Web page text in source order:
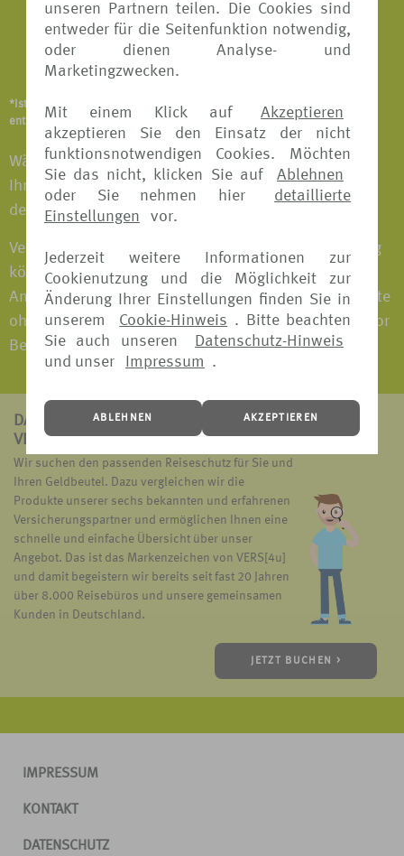
unseren Partnern teilen. Die Cookies sind
entweder für die Seitenfunktion notwendig,
oder dienen Analyse- und
Marketingzwecken.
Mit einem Klick auf
Akzeptieren
akzeptieren Sie den Einsatz der nicht
funktionsnotwendigen Cookies. Möchten
Sie das nicht, klicken Sie auf
Ablehnen
oder Sie nehmen hier
detaillierte
Einstellungen
vor.
Jederzeit weitere Informationen zur
Cookienutzung und die Möglichkeit zur
Änderung Ihrer Einstellungen finden Sie in
unserem
Cookie-Hinweis . Bitte beachten
Sie auch unseren
Datenschutz-Hinweis
und unser
Impressum .
ABLEHNEN AKZEPTIEREN
Reiseunfall-Versicherung
Notfallversicherung
*Ist abhängig vom Versicherungsangebot und Versicherer. Details
entnehmen Sie bitte den jeweiligen Versicherungsbedingungen.
Wählen Sie das Versicherungspaket individuell nach
Ihren Bedürfnissen aus und fahren Sie entspannt in
den Urlaub.
Versicherungspakete mit Reiserücktritts-Versicherung
können bei fast allen Versicherern bis 30 Tage vor
Antritt der Reise gebucht werden. Versicherungspakete
ohne Reiserücktritts-Versicherung können jederzeit vor
Beginn der Reise gebucht werden.
DAS ZEICHNET
VERS[4U] AUS:
Wir suchen den passenden Reiseschutz für Sie und
Ihren Geldbeutel. Dazu vergleichen wir die
Produkte unserer sechs bekannten und erfahrenen
Versicherungspartner und ermöglichen Ihnen eine
schnelle und einfache Übersicht über unser
Angebot. Das ist das Markenzeichen von VERS[4u]
und damit begeistern wir bereits seit fast 20 Jahren
über 8.000 Reisebüros und unsere gemeinsamen
Kunden in Deutschland.
JETZT BUCHEN >
IMPRESSUM
KONTAKT
DATENSCHUTZ